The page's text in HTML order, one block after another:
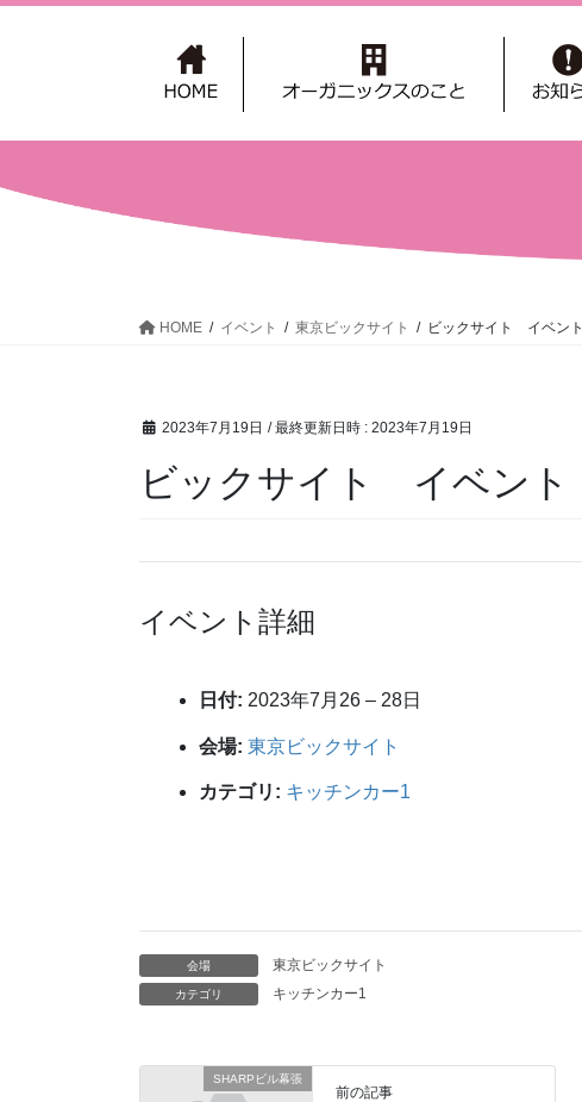
コ
ス
ナ
ン
HOME イベント 東京ビックサイト ビックサイト イベント
2023年7月19日 / 最終更新日時 : 2023年7月19日
ビックサイト イベント
イベント詳細
日付: 2023年7月26 – 28日
会場: 東京ビックサイト
カテゴリ: キッチンカー1
会場 東京ビックサイト
カテゴリ キッチンカー1
SHARPビル幕張
前の記事